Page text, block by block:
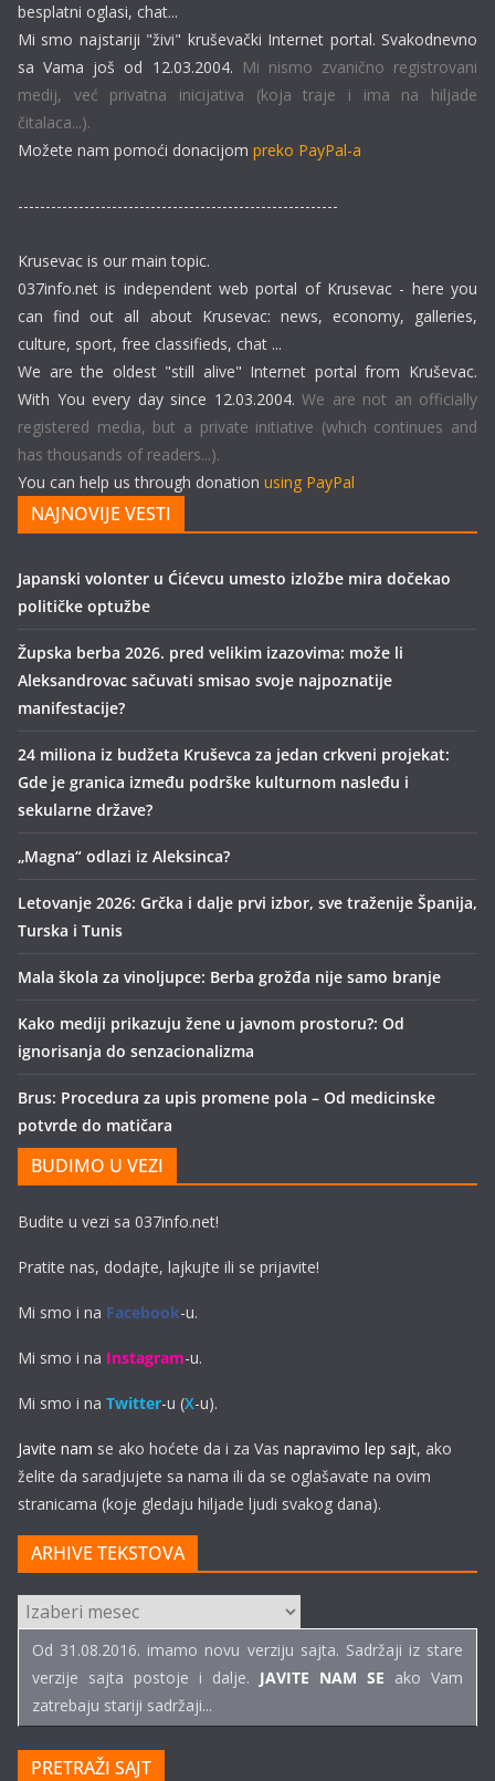
besplatni oglasi, chat...
Mi smo najstariji "živi" kruševački Internet portal. Svakodnevno
sa Vama još od 12.03.2004. Mi nismo zvanično registrovani
medij, već privatna inicijativa (koja traje i ima na hiljade
čitalaca...).
Možete nam pomoći donacijom preko PayPal-a
----------------------------------------------------------
Krusevac is our main topic.
037info.net is independent web portal of Krusevac - here you
can find out all about Krusevac: news, economy, galleries,
culture, sport, free classifieds, chat ...
We are the oldest "still alive" Internet portal from Kruševac.
With You every day since 12.03.2004. We are not an officially
registered media, but a private initiative (which continues and
has thousands of readers...).
You can help us through donation using PayPal
NAJNOVIJE VESTI
Japanski volonter u Ćićevcu umesto izložbe mira dočekao
političke optužbe
Župska berba 2026. pred velikim izazovima: može li
Aleksandrovac sačuvati smisao svoje najpoznatije
manifestacije?
24 miliona iz budžeta Kruševca za jedan crkveni projekat:
Gde je granica između podrške kulturnom nasleđu i
sekularne države?
„Magna“ odlazi iz Aleksinca?
Letovanje 2026: Grčka i dalje prvi izbor, sve traženije Španija,
Turska i Tunis
Mala škola za vinoljupce: Berba grožđa nije samo branje
Kako mediji prikazuju žene u javnom prostoru?: Od
ignorisanja do senzacionalizma
Brus: Procedura za upis promene pola – Od medicinske
potvrde do matičara
BUDIMO U VEZI
Budite u vezi sa 037info.net!
Pratite nas, dodajte, lajkujte ili se prijavite!
Mi smo i na Facebook-u.
Mi smo i na Instagram-u.
Mi smo i na Twitter-u (X-u).
Javite nam se ako hoćete da i za Vas napravimo lep sajt, ako
želite da saradjujete sa nama ili da se oglašavate na ovim
stranicama (koje gledaju hiljade ljudi svakog dana).
ARHIVE TEKSTOVA
ARHIVE
TEKSTOVA
Od 31.08.2016. imamo novu verziju sajta. Sadržaji iz stare
verzije sajta postoje i dalje. JAVITE NAM SE ako Vam
zatrebaju stariji sadržaji...
PRETRAŽI SAJT